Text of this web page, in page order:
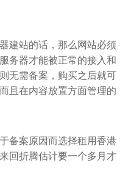
建站的话，那么网站必须
务器才能被正常的接入和
无需备案，购买之后就可
且在内容放置方面管理的
备案原因而选择租用香港
回折腾估计要一个多月才